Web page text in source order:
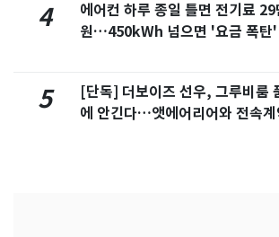
4
에어컨 하루 종일 틀면 전기료 29
원…450kWh 넘으면 '요금 폭탄'
5
[단독] 더보이즈 선우, 그루비룸
에 안긴다…앳에어리어와 전속계